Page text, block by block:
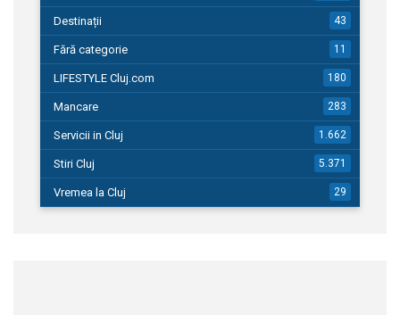
Destinații 43
Fără categorie 11
LIFESTYLE Cluj.com 180
Mancare 283
Servicii in Cluj 1.662
Stiri Cluj 5.371
Vremea la Cluj 29